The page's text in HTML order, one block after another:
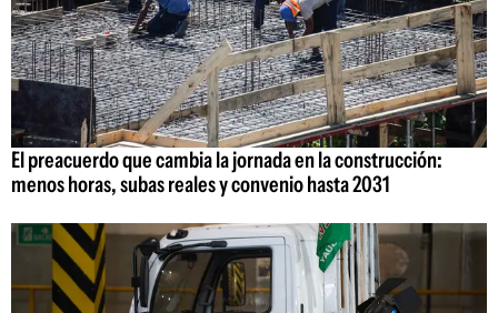
El preacuerdo que cambia la jornada en la construcción:
menos horas, subas reales y convenio hasta 2031